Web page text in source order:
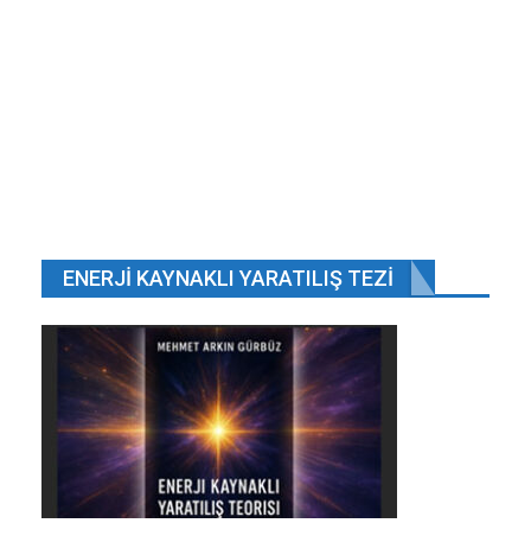
Nis 10, 2019
Eki 13, 2018
“Görünmez Ekonomi”nin derinlikleri.
Şub 25, 2026
1 2.648
ENERJI KAYNAKLI YARATILIŞ TEZI